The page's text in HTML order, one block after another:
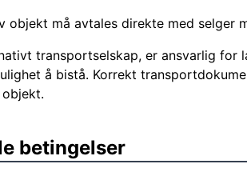
objekt må avtales direkte med selger
transportselskap, er ansvarlig for
å bistå. Korrekt
betingelser